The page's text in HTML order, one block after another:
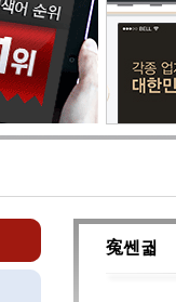
寃쎈궓